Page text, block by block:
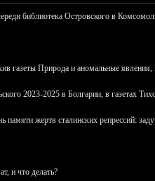
библиотека Островского в
газеты Природа и аномальные
2023-2025 в Болгарии, в газетах
жертв сталинских репрессий:
и что делать?